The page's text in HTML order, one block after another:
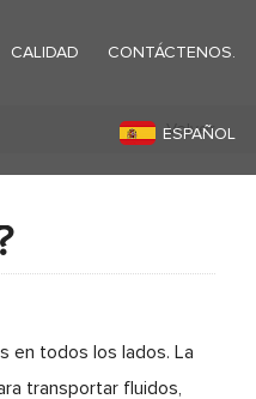
CALIDAD CONTÁCTENOS.
ESPAÑOL
Volver
en todos los lados. La
transportar fluidos,